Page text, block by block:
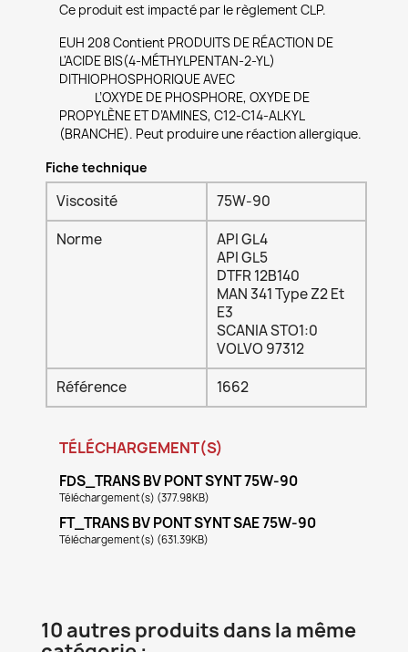
Ce produit est impacté par le règlement CLP.
EUH 208 Contient PRODUITS DE RÉACTION DE
L'ACIDE BIS(4-MÉTHYLPENTAN-2-YL)
DITHIOPHOSPHORIQUE AVEC
L’OXYDE DE PHOSPHORE, OXYDE DE
PROPYLÈNE ET D’AMINES, C12-C14-ALKYL
(BRANCHE). Peut produire une réaction allergique.
Fiche technique
Viscosité
75W-90
Norme
API GL4
API GL5
DTFR 12B140
MAN 341 Type Z2 Et
E3
SCANIA STO1:0
VOLVO 97312
Référence
1662
TÉLÉCHARGEMENT(S)
FDS_TRANS BV PONT SYNT 75W-90
Téléchargement(s) (377.98KB)
FT_TRANS BV PONT SYNT SAE 75W-90
Téléchargement(s) (631.39KB)
10 autres produits dans la même